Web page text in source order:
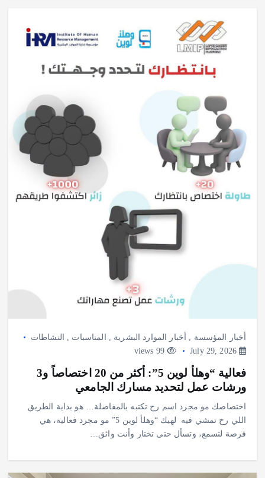
أخبار المؤسسة أخبار الموارد البشرية المناسبات
النشاطات
July 29, 2026
99 views
فعالية “وهلأ لوين 5”: أكثر من 20 اختصاصاً و3
ورشات عمل لتحديد مسارك الجامعي
‎اختصاصك مو مجرد اسم رح تكتبه بالمفاضلة… هو بداية الطريق
اللي رح تمشي فيه ‎ ‎لهيك “وهلأ لوين 5” مو مجرد فعالية، هي
فرصة لتسمع، وتسأل حتى تختار وأنت واثق…